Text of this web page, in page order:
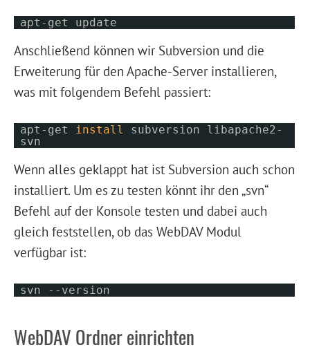
apt-get update
Anschließend können wir Subversion und die
Erweiterung für den Apache-Server installieren,
was mit folgendem Befehl passiert:
apt-get install
subversion libapache2-
svn
Wenn alles geklappt hat ist Subversion auch schon
installiert. Um es zu testen könnt ihr den „svn“
Befehl auf der Konsole testen und dabei auch
gleich feststellen, ob das WebDAV Modul
verfügbar ist:
svn --version
WebDAV Ordner einrichten